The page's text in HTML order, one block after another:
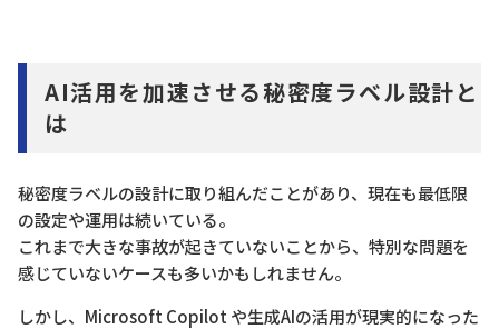
AI活用を加速させる秘密度ラベル設計と
は
秘密度ラベルの設計に取り組んだことがあり、現在も最低限
の設定や運用は続いている。
これまで大きな事故が起きていないことから、特別な問題を
感じていないケースも多いかもしれません。
しかし、Microsoft Copilot や生成AIの活用が現実的になった